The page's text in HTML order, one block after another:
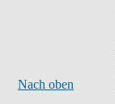
Nach oben